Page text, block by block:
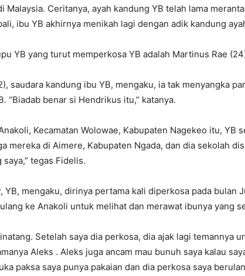
Malaysia. Ceritanya, ayah kandung YB telah lama
ibu YB akhirnya menikah lagi dengan adik kandung
YB yang turut memperkosa YB adalah Martinus Rae
saudara kandung ibu YB, mengaku, ia tak menyangka
“Biadab benar si Hendrikus itu,” katanya.
Kecamatan Wolowae, Kabupaten Nagekeo itu, YB
mereka di Aimere, Kabupaten Ngada, dan dia sekolah
tegas Fidelis.
YB, mengaku, dirinya pertama kali diperkosa pada bulan
ke Anakoli untuk melihat dan merawat ibunya yang
Setelah saya dia perkosa, dia ajak lagi temannya
Aleks . Aleks juga ancam mau bunuh saya kalau
paksa saya punya pakaian dan dia perkosa saya